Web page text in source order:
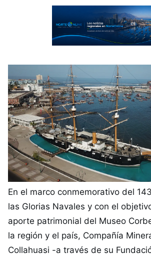
En el marco conmemorativo del
las Glorias Navales y con el
aporte patrimonial del Museo
la región y el país, Compañía
Collahuasi -a través de su